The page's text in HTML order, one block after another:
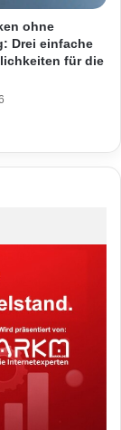
ohne
Drei einfache
für die